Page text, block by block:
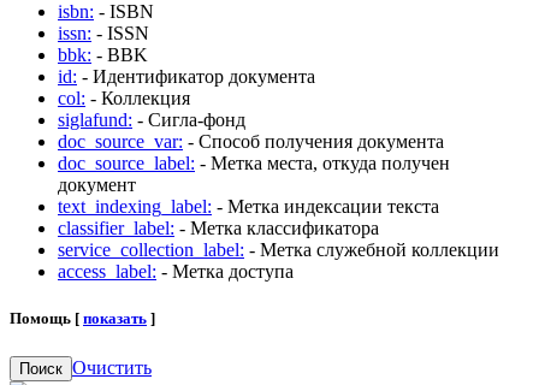
isbn: - ISBN
issn: - ISSN
bbk: - BBK
id: - Идентификатор документа
col: - Коллекция
siglafund: - Сигла-фонд
doc_source_var: - Способ получения документа
doc_source_label: - Метка места, откуда получен
документ
text_indexing_label: - Метка индексации текста
classifier_label: - Метка классификатора
service_collection_label: - Метка служебной коллекции
access_label: - Метка доступа
Помощь [ показать ]
Поиск Очистить